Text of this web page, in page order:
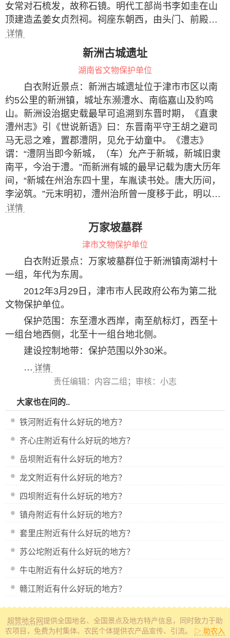
女常对石梳发，故称石镜。明代工部尚书李如圭在山
顶建造孟姜女贞烈祠。祠座东朝西，由头门、前殿…
详情
新洲古城遗址
湖南省文物保护单位
白衣附近景点：新洲古城遗址位于津市市区以南
约5公里的新洲镇，城址东濒澧水、南临嘉山及豹鸣
山。新洲设治据史载最早可追溯到东晋时期，《直隶
澧州志》引《世说新语》曰：东晋南平守王胡之避司
马无忌之难，置郡澧阴，见允于幼童中。《澧志》
谓：“澧阴当即今新城，（车）允产于新城，新城旧隶
南平，今治于澧。”而新洲有城的最早记载为唐大历年
间，“新城在州治东四十里，车胤读书处。唐大历间，
李泌筑。”元末明初，澧州治所曾一度移于此，明以…
详情
万家坡墓群
津市文物保护单位
白衣附近景点：万家坡墓群位于新洲镇南湖村十
一组，年代为东周。
2012年3月29日，津市市人民政府公布为第二批
文物保护单位。
保护范围：东至澧水西岸，南至航标灯，西至十
一组台地西侧，北至十一组台地北侧。
建设控制地带：保护范围以外30米。
… 详情
责任编辑：内容二组；审核：小志
大家也在问的..
铁河附近有什么好玩的地方？
齐心庄附近有什么好玩的地方？
岳坝附近有什么好玩的地方？
龙文附近有什么好玩的地方？
四坝附近有什么好玩的地方？
镇舟附近有什么好玩的地方？
套里庄附近有什么好玩的地方？
苏公坨附近有什么好玩的地方？
牛屯附近有什么好玩的地方？
赣江附近有什么好玩的地方？
超赞地名网提供全国地名、全国景点及地方特产信息 ，同时致力于助
农项目，免费为村集体、农民个体提供农产品宣传、引流。 ▷ 助农入